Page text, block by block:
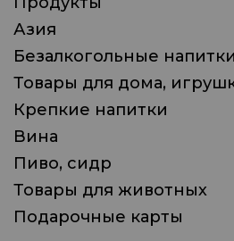
Азия
Безалкогольные напитки
Товары для дома,
Крепкие напитки
Вина
Пиво, сидр
Товары для животных
Подарочные карты